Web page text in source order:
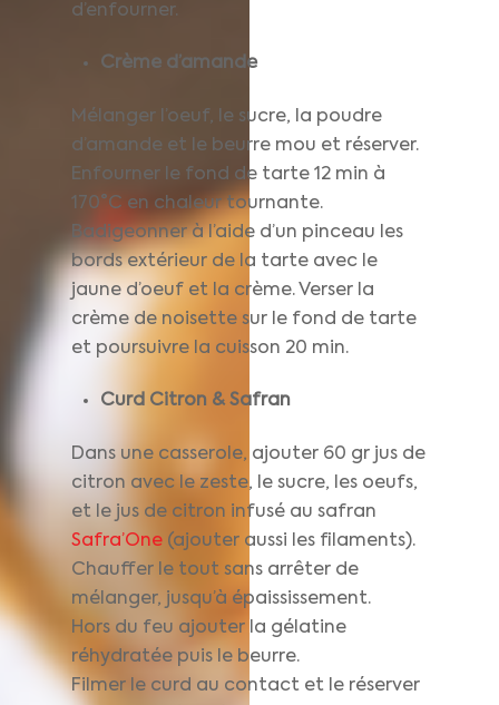
d’enfourner.
Crème d’amande
Mélanger l’oeuf, le sucre, la poudre
d’amande et le beurre mou et réserver.
Enfourner le fond de tarte 12 min à
170°C en chaleur tournante.
Badigeonner à l’aide d’un pinceau les
bords extérieur de la tarte avec le
jaune d’oeuf et la crème. Verser la
crème de noisette sur le fond de tarte
et poursuivre la cuisson 20 min.
Curd Citron & Safran
Dans une casserole, ajouter 60 gr jus de
citron avec le zeste, le sucre, les oeufs,
et le jus de citron infusé au safran
Safra’One (ajouter aussi les filaments).
Chauffer le tout sans arrêter de
mélanger, jusqu’à épaississement.
Hors du feu ajouter la gélatine
réhydratée puis le beurre.
Filmer le curd au contact et le réserver